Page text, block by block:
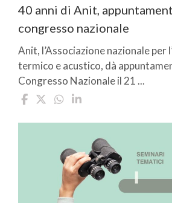
40 anni di Anit,
congresso nazionale
Anit, l’Associazione nazionale per
termico e acustico, dà
Congresso Nazionale il 21 ...